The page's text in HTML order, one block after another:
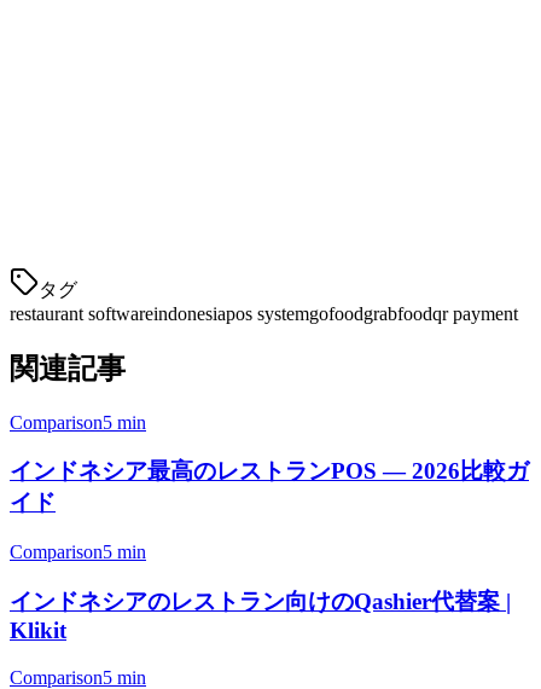
タグ
restaurant softwareindonesiapos systemgofoodgrabfoodqr payment
関連記事
Comparison5 min
インドネシア最高のレストランPOS — 2026比較ガ
イド
Comparison5 min
インドネシアのレストラン向けのQashier代替案 |
Klikit
Comparison5 min